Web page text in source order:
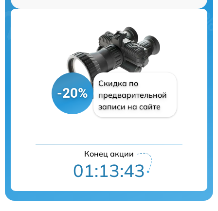
-20%
Скидка по
предварительной
записи на сайте
Конец акции
01:13:42